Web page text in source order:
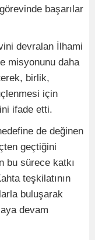
başarılar
devralan İlhami
misyonunu daha
birlik,
için
ifade etti.
de değinen
geçtiğini
bu sürece katkı
teşkilatının
buluşarak
devam